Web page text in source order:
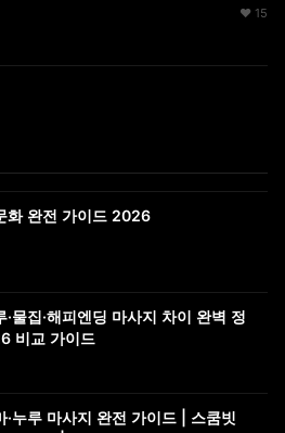
♥ 15
화 완전 가이드 2026
·물집·해피엔딩 마사지 차이 완벽 정
비교 가이드
·누루 마사지 완전 가이드 | 스쿰빗